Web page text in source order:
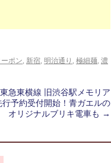
ポン, 新宿, 明治通り , 極細麺, 濃
東急東横線 旧渋谷駅メモリア
予約受付開始！青ガエルの
オリジナルブリキ電車も →